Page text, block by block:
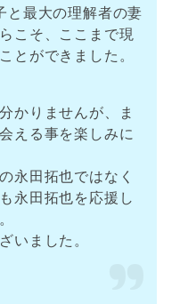
と最大の理解者の妻
こそ、ここまで現
とができました。
かりませんが、ま
える事を楽しみに
永田拓也ではなく
永田拓也を応援し
いました。